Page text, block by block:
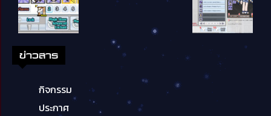
ข่าวสาร
กิจกรรม
ประกาศ